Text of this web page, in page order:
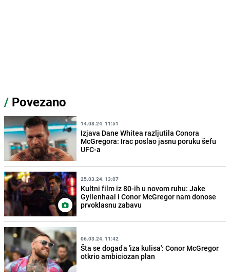
/ Povezano
14.08.24. 11:51
Izjava Dane Whitea razljutila Conora
McGregora: Irac poslao jasnu poruku šefu
UFC-a
25.03.24. 13:07
Kultni film iz 80-ih u novom ruhu: Jake
Gyllenhaal i Conor McGregor nam donose
prvoklasnu zabavu
06.03.24. 11:42
Šta se događa 'iza kulisa': Conor McGregor
otkrio ambiciozan plan